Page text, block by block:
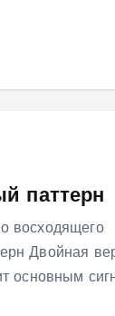
паттерн
восходящего
Двойная
основным